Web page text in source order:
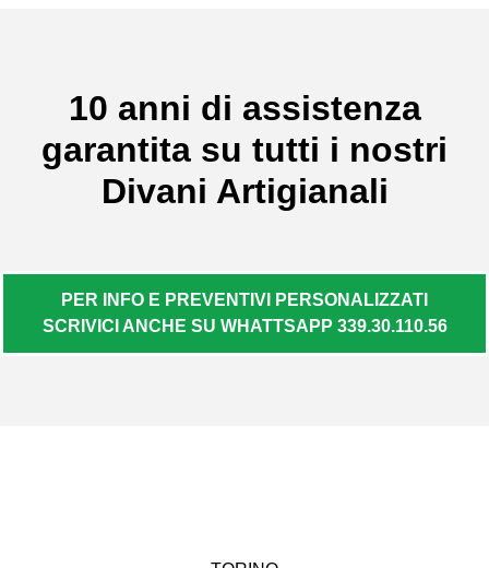
10 anni di assistenza
garantita su tutti i nostri
Divani Artigianali
PER INFO E PREVENTIVI PERSONALIZZATI
SCRIVICI ANCHE SU WHATTSAPP 339.30.110.56